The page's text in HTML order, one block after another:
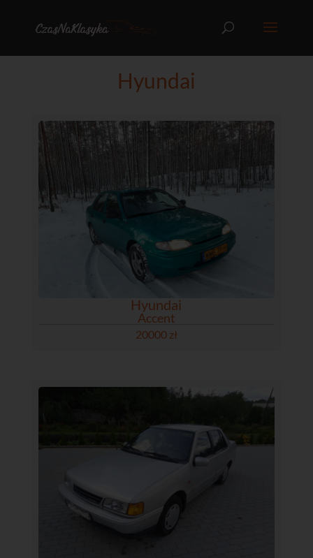
Hyundai
Hyundai
Accent
20000 zł